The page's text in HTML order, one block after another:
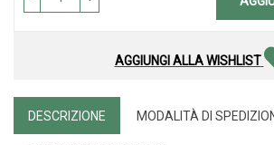
AGGIUNGI ALLA WISHLIST
DESCRIZIONE MODALITÀ DI